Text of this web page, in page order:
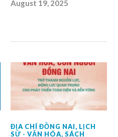
August 19, 2025
ĐỊA CHÍ ĐỒNG NAI, LỊCH
SỬ - VĂN HÓA,SÁCH